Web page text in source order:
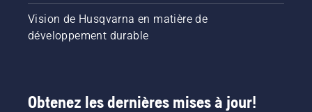
que le
dispositif
de
Vision de Husqvarna en matière de
développement durable
Obtenez les dernières mises à jour!